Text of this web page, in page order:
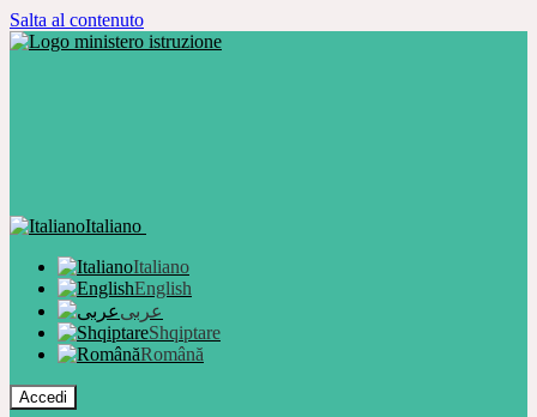
Salta al contenuto
Italiano
Italiano
English
عربى
Shqiptare
Română
Accedi